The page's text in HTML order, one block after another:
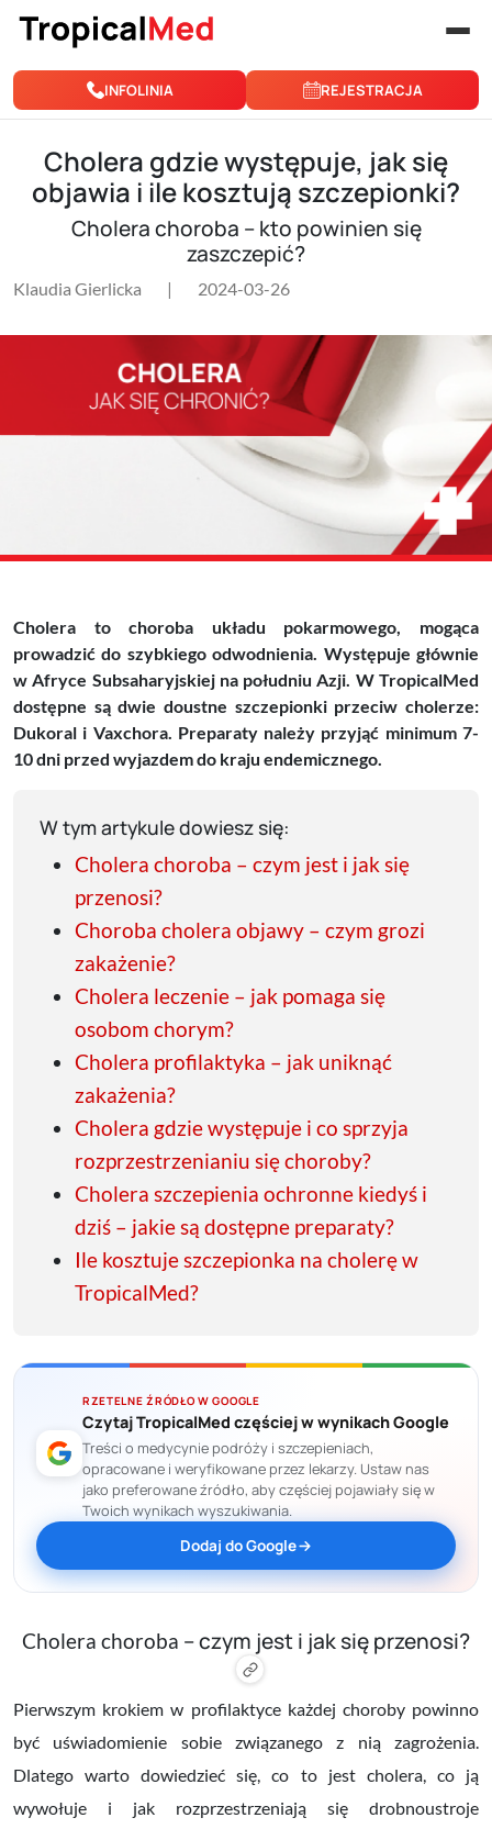
Przejdź do treści
INFOLINIA REJESTRACJA
Cholera gdzie występuje, jak się
objawia i ile kosztują szczepionki?
Cholera choroba – kto powinien się
zaszczepić?
Klaudia Gierlicka | 2024-03-26
Cholera to choroba układu pokarmowego, mogąca
prowadzić do szybkiego odwodnienia. Występuje głównie
w Afryce Subsaharyjskiej na południu Azji. W TropicalMed
dostępne są dwie doustne szczepionki przeciw cholerze:
Dukoral i Vaxchora. Preparaty należy przyjąć minimum 7-
10 dni przed wyjazdem do kraju endemicznego.
W tym artykule dowiesz się:
Cholera choroba – czym jest i jak się
przenosi?
Choroba cholera objawy – czym grozi
zakażenie?
Cholera leczenie – jak pomaga się
osobom chorym?
Cholera profilaktyka – jak uniknąć
zakażenia?
Cholera gdzie występuje i co sprzyja
rozprzestrzenianiu się choroby?
Cholera szczepienia ochronne kiedyś i
dziś – jakie są dostępne preparaty?
Ile kosztuje szczepionka na cholerę w
TropicalMed?
RZETELNE ŹRÓDŁO W GOOGLE
Czytaj TropicalMed częściej w wynikach Google
Treści o medycynie podróży i szczepieniach,
opracowane i weryfikowane przez lekarzy. Ustaw nas
jako preferowane źródło, aby częściej pojawiały się w
Twoich wynikach wyszukiwania.
Dodaj do Google
Cholera choroba – czym jest i jak się przenosi?
Pierwszym krokiem w profilaktyce każdej choroby powinno
być uświadomienie sobie związanego z nią zagrożenia.
Dlatego warto dowiedzieć się, co to jest cholera, co ją
wywołuje i jak rozprzestrzeniają się drobnoustroje